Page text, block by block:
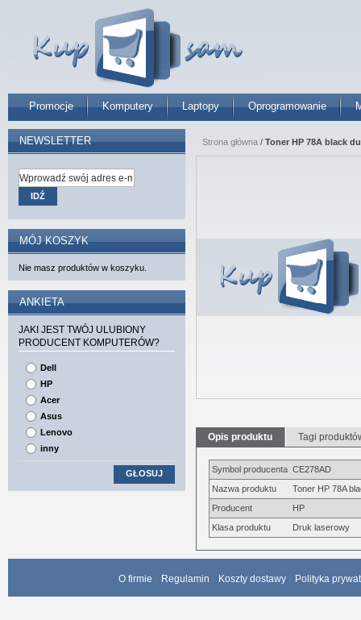
Promocje Komputery Laptopy Oprogramowanie
Strona główna / Toner HP 78A black
Opis produktu Tagi
Symbol producenta CE278AD
Nazwa produktu
Toner HP 78A
Producent
HP
Klasa produktu
Druk laserowy
NEWSLETTER
IDŹ
MÓJ KOSZYK
Nie masz produktów w koszyku.
ANKIETA
JAKI JEST TWÓJ ULUBIONY
PRODUCENT KOMPUTERÓW?
Dell
HP
Acer
Asus
Lenovo
inny
GŁOSUJ
O firmie Regulamin Koszty dostawy Polityka